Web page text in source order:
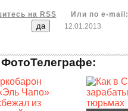
на RSS
Или по e-mail:
12.01.2013